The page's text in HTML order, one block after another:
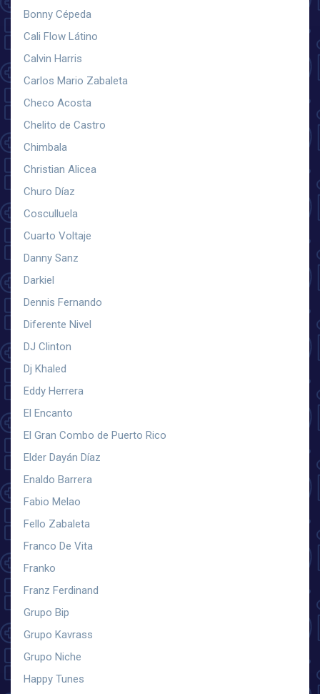
Bonny Cépeda
Cali Flow Látino
Calvin Harris
Carlos Mario Zabaleta
Checo Acosta
Chelito de Castro
Chimbala
Christian Alicea
Churo Díaz
Cosculluela
Cuarto Voltaje
Danny Sanz
Darkiel
Dennis Fernando
Diferente Nivel
DJ Clinton
Dj Khaled
Eddy Herrera
El Encanto
El Gran Combo de Puerto Rico
Elder Dayán Díaz
Enaldo Barrera
Fabio Melao
Fello Zabaleta
Franco De Vita
Franko
Franz Ferdinand
Grupo Bip
Grupo Kavrass
Grupo Niche
Happy Tunes